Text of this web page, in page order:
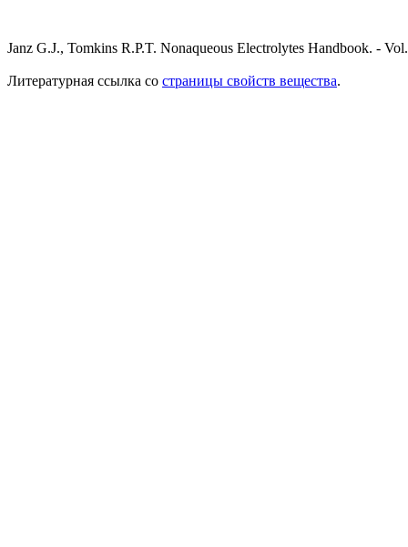
Janz G.J., Tomkins R.P.T. Nonaqueous Electrolytes Handbook. -
Литературная ссылка со страницы свойств вещества.